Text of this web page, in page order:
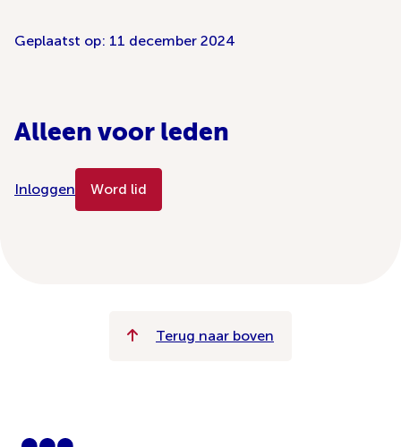
Geplaatst op: 11 december 2024
Alleen voor leden
Inloggen Word lid
Terug naar boven